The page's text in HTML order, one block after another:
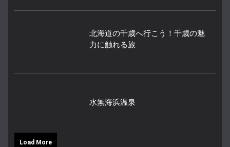
北海道の千歳へ行こう！千歳の魅
力に触れる旅
水無海浜温泉
Load More